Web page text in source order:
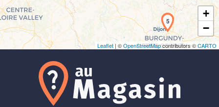
5
+
−
Leaflet | ©OpenStreetMapcontributors ©CARTO